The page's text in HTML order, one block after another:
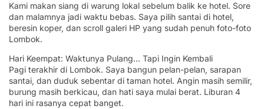
Kami makan siang di warung lokal sebelum balik ke hotel. Sore
dan malamnya jadi waktu bebas. Saya pilih santai di hotel,
beresin koper, dan scroll galeri HP yang sudah penuh foto-foto
Lombok.
Hari Keempat: Waktunya Pulang… Tapi Ingin Kembali
Pagi terakhir di Lombok. Saya bangun pelan-pelan, sarapan
santai, dan duduk sebentar di taman hotel. Angin masih semilir,
burung masih berkicau, dan hati saya mulai berat. Liburan 4
hari ini rasanya cepat banget.